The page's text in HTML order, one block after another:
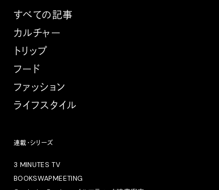
すべての記事
カルチャー
トリップ
フード
ファッション
ライフスタイル
連載・シリーズ
3 MINUTES TV
BOOKSWAPMEETING